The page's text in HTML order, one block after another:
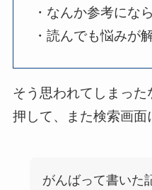
・なんか参考にな
・読んでも悩みが
そう思われてしまっ
押して、また検索画面
がんばって書いた